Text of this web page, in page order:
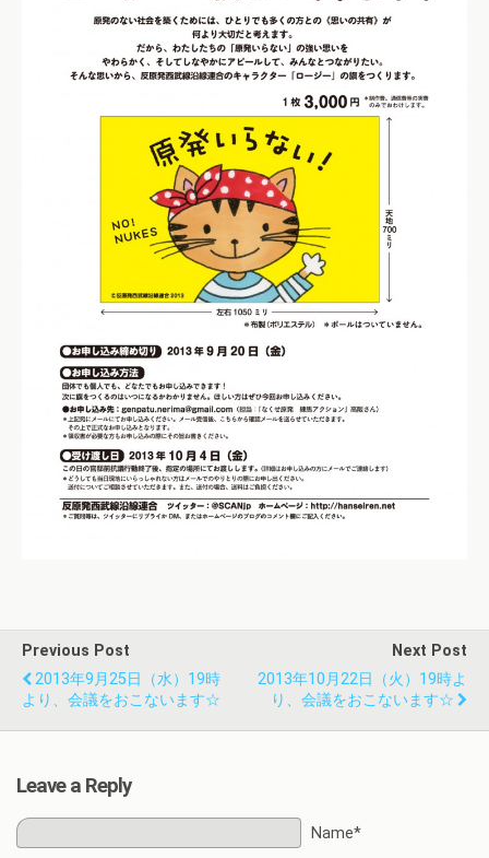
Previous Post
2013年9月25日（水）19時
より、会議をおこないます☆
Next Post
2013年10月22日（火）19時よ
り、会議をおこないます☆
Leave a Reply
Name*